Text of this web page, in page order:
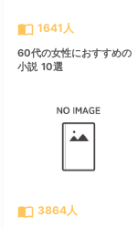
import_contacts 1641人
60代の女性におすすめの
小説 10選
import_contacts 3864人